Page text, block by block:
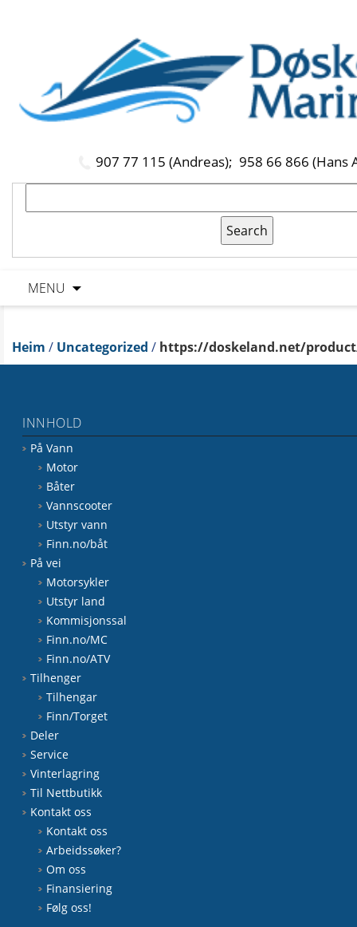
907 77 115 (Andreas); 958 66 866 (Hans
MENU
Heim / Uncategorized / https://doskeland.net/
INNHOLD
På Vann
Motor
Båter
Vannscooter
Utstyr vann
Finn.no/båt
På vei
Motorsykler
Utstyr land
Kommisjonssal
Finn.no/MC
Finn.no/ATV
Tilhenger
Tilhengar
Finn/Torget
Deler
Service
Vinterlagring
Til Nettbutikk
Kontakt oss
Kontakt oss
Arbeidssøker?
Om oss
Finansiering
Følg oss!